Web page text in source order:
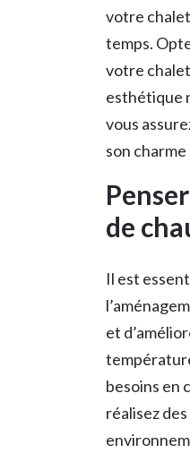
votre
temps.
votre
esthétique
vous
son
de
Il est
et
besoins en
réalisez